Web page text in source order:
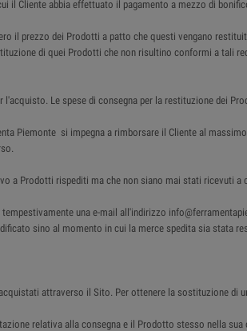
il Cliente abbia effettuato il pagamento a mezzo di
il prezzo dei Prodotti a patto che questi vengano
di quei Prodotti che non risultino conformi a tali
Le spese di consegna per la restituzione dei
Piemonte si impegna a rimborsare il Cliente al
Prodotti rispediti ma che non siano mai stati ricevuti a
una e-mail all'indirizzo
sino al momento in cui la merce spedita sia stata
attraverso il Sito. Per ottenere la sostituzione di
relativa alla consegna e il Prodotto stesso nella